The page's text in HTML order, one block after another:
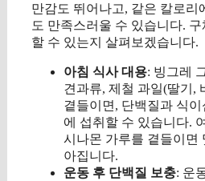
만감도 뛰어나고, 같은 칼로리
도 만족스러울 수 있습니다.
할 수 있는지 살펴보겠습니다.
아침 식사 대용: 빙그레
견과류, 제철 과일(딸기,
곁들이면, 단백질과 식
에 섭취할 수 있습니다.
시나몬 가루를 곁들이면
아집니다.
운동 후 단백질 보충: 운